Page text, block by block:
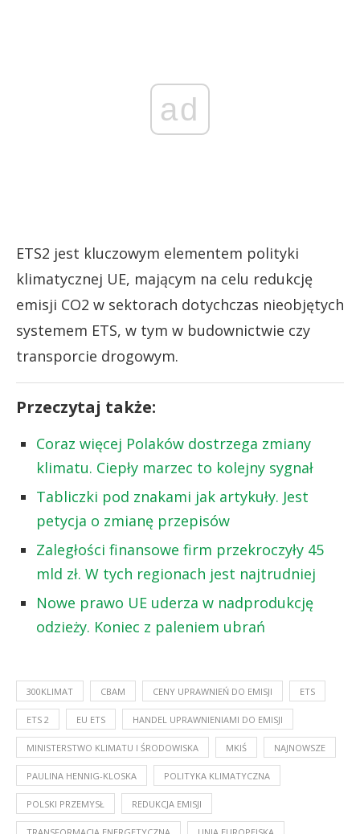
ad
ETS2 jest kluczowym elementem polityki
klimatycznej UE, mającym na celu redukcję
emisji CO2 w sektorach dotychczas nieobjętych
systemem ETS, w tym w budownictwie czy
transporcie drogowym.
Przeczytaj także:
Coraz więcej Polaków dostrzega zmiany
klimatu. Ciepły marzec to kolejny sygnał
Tabliczki pod znakami jak artykuły. Jest
petycja o zmianę przepisów
Zaległości finansowe firm przekroczyły 45
mld zł. W tych regionach jest najtrudniej
Nowe prawo UE uderza w nadprodukcję
odzieży. Koniec z paleniem ubrań
300KLIMAT CBAM CENY UPRAWNIEŃ DO EMISJI ETS
ETS 2 EU ETS HANDEL UPRAWNIENIAMI DO EMISJI
MINISTERSTWO KLIMATU I ŚRODOWISKA MKIŚ NAJNOWSZE
PAULINA HENNIG-KLOSKA POLITYKA KLIMATYCZNA
POLSKI PRZEMYSŁ REDUKCJA EMISJI
TRANSFORMACJA ENERGETYCZNA UNIA EUROPEJSKA